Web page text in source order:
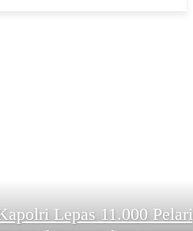
Lepas 11.000